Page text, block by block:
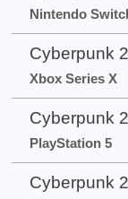
Nintendo
Cyberpunk
Xbox Series X
Cyberpunk
PlayStation 5
Cyberpunk